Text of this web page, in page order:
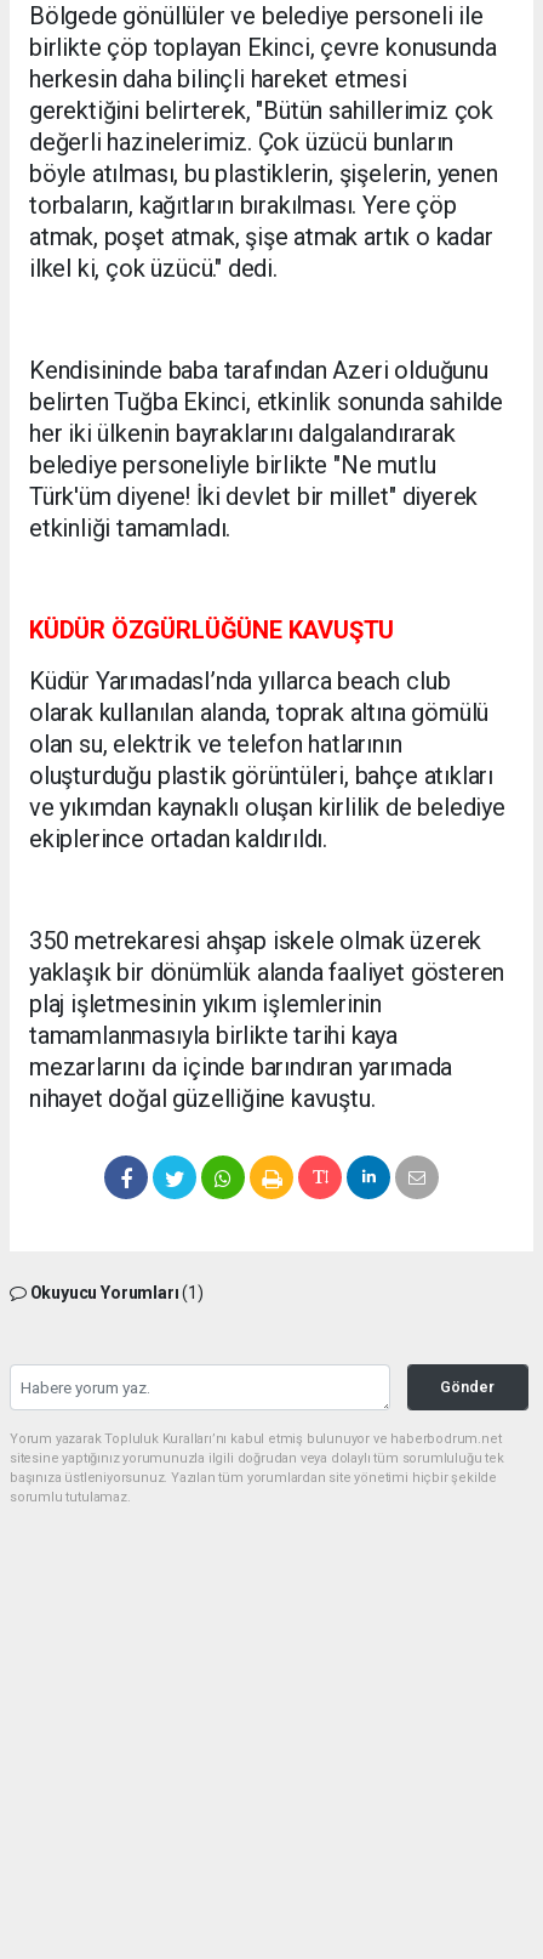
Bölgede gönüllüler ve belediye personeli ile
birlikte çöp toplayan Ekinci, çevre konusunda
herkesin daha bilinçli hareket etmesi
gerektiğini belirterek, "Bütün sahillerimiz çok
değerli hazinelerimiz. Çok üzücü bunların
böyle atılması, bu plastiklerin, şişelerin, yenen
torbaların, kağıtların bırakılması. Yere çöp
atmak, poşet atmak, şişe atmak artık o kadar
ilkel ki, çok üzücü." dedi.
Kendisininde baba tarafından Azeri olduğunu
belirten Tuğba Ekinci, etkinlik sonunda sahilde
her iki ülkenin bayraklarını dalgalandırarak
belediye personeliyle birlikte "Ne mutlu
Türk'üm diyene! İki devlet bir millet" diyerek
etkinliği tamamladı.
KÜDÜR ÖZGÜRLÜĞÜNE KAVUŞTU
Küdür YarımadasI’nda yıllarca beach club
olarak kullanılan alanda, toprak altına gömülü
olan su, elektrik ve telefon hatlarının
oluşturduğu plastik görüntüleri, bahçe atıkları
ve yıkımdan kaynaklı oluşan kirlilik de belediye
ekiplerince ortadan kaldırıldı.
350 metrekaresi ahşap iskele olmak üzerek
yaklaşık bir dönümlük alanda faaliyet gösteren
plaj işletmesinin yıkım işlemlerinin
tamamlanmasıyla birlikte tarihi kaya
mezarlarını da içinde barındıran yarımada
nihayet doğal güzelliğine kavuştu.
Okuyucu Yorumları(1)
Gönder
Yorum yazarak Topluluk Kuralları’nı kabul etmiş bulunuyor ve haberbodrum.net
sitesine yaptığınız yorumunuzla ilgili doğrudan veya dolaylı tüm sorumluluğu tek
başınıza üstleniyorsunuz. Yazılan tüm yorumlardan site yönetimi hiçbir şekilde
sorumlu tutulamaz.